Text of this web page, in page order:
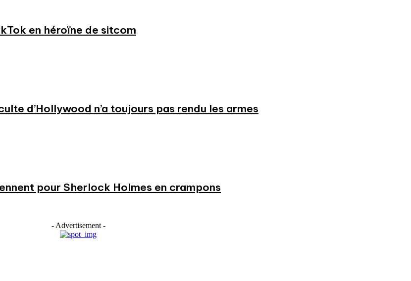
en héroïne de sitcom
d’Hollywood n’a toujours pas rendu les armes
pour Sherlock Holmes en crampons
- Advertisement -